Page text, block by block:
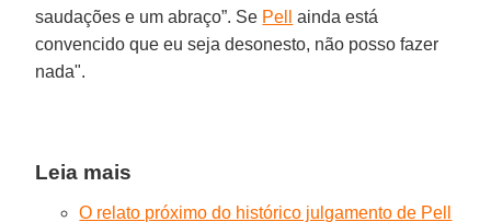
saudações e um abraço”. Se Pell
ainda está
convencido que eu seja desonesto, não posso fazer
nada".
Leia mais
O relato próximo do histórico julgamento de Pell